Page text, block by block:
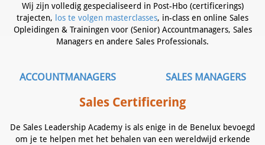
Wij zijn volledig gespecialiseerd in Post-Hbo (certificerings)
trajecten, los te volgen masterclasses, in-class en online Sales
Opleidingen & Trainingen voor (Senior) Accountmanagers, Sales
Managers en andere Sales Professionals.
ACCOUNTMANAGERS SALES MANAGERS
Sales Certificering
De Sales Leadership Academy is als enige in de Benelux bevoegd
om je te helpen met het behalen van een wereldwijd erkende